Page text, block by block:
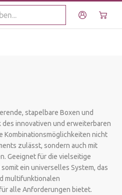
stapelbare Boxen und
innovativen und erweiterbaren
Kombinationsmöglichkeiten nicht
zulässt, sondern auch mit
Geeignet für die vielseitige
ein universelles System, das
multifunktionalen
alle Anforderungen bietet.